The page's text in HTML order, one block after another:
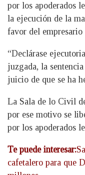
por los apoderados
la ejecución de la
favor del
“Declárase
juzgada, la
juicio de que se ha
La Sala de lo Civil
por ese motivo se
por los apoderados
Te puede interesar:
cafetalero para que